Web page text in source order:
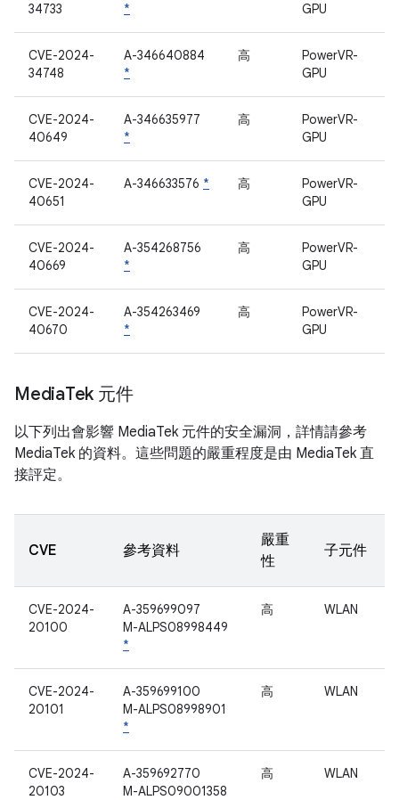
34733
*
GPU
CVE-2024-
34748
A-346640884
*
高
PowerVR-
GPU
CVE-2024-
40649
A-346635977
*
高
PowerVR-
GPU
CVE-2024-
40651
A-346633576 * 高
PowerVR-
GPU
CVE-2024-
40669
A-354268756
*
高
PowerVR-
GPU
CVE-2024-
40670
A-354263469
*
高
PowerVR-
GPU
MediaTek 元件
以下列出會影響 MediaTek 元件的安全漏洞，詳情請參考
MediaTek 的資料。這些問題的嚴重程度是由 MediaTek 直
接評定。
CVE 參考資料
嚴重
性
子元件
CVE-2024-
20100
A-359699097
M-ALPS08998449
*
高 WLAN
CVE-2024-
20101
A-359699100
M-ALPS08998901
*
高 WLAN
CVE-2024-
20103
A-359692770
M-ALPS09001358
高 WLAN